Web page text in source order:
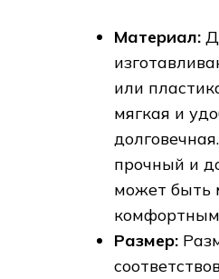
Материал:
или
мягкая и
прочный и
может быть
Размер: